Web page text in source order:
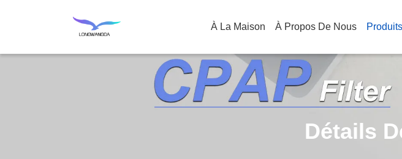
À La Maison À Propos De Nous Produits
Détails